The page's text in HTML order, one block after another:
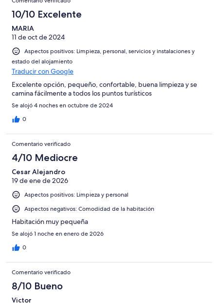
Normal
una
puntuación
Mediocre
una
puntuación
de
Horrible
10/10 Excelente
MARIA
11 de oct de 2024
Aspectos positivos: Limpieza, personal, servicios y instalaciones y
estado del alojamiento
Traducir con Google
Excelente opción, pequeño, confortable, buena limpieza y se
camina fácilmente a todos los puntos turísticos
Se alojó 4 noches en octubre de 2024
0
Comentario verificado
4/10 Mediocre
Cesar Alejandro
19 de ene de 2026
Aspectos positivos: Limpieza y personal
Aspectos negativos: Comodidad de la habitación
Habitación muy pequeña
Se alojó 1 noche en enero de 2026
0
Comentario verificado
8/10 Bueno
Victor